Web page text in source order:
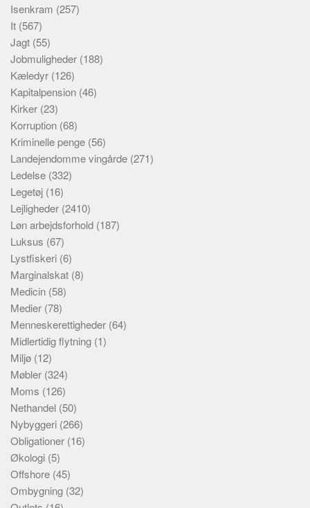
Isenkram (257)
It (567)
Jagt (55)
Jobmuligheder (188)
Kæledyr (126)
Kapitalpension (46)
Kirker (23)
Korruption (68)
Kriminelle penge (56)
Landejendomme vingårde (271)
Ledelse (332)
Legetøj (16)
Lejligheder (2410)
Løn arbejdsforhold (187)
Luksus (67)
Lystfiskeri (6)
Marginalskat (8)
Medicin (58)
Medier (78)
Menneskerettigheder (64)
Midlertidig flytning (1)
Miljø (12)
Møbler (324)
Moms (126)
Nethandel (50)
Nybyggeri (266)
Obligationer (16)
Økologi (5)
Offshore (45)
Ombygning (32)